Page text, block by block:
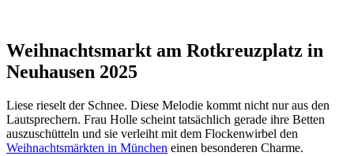
Weihnachtsmarkt am Rotkreuzplatz in
Neuhausen 2025
Liese rieselt der Schnee. Diese Melodie kommt nicht nur aus den
Lautsprechern. Frau Holle scheint tatsächlich gerade ihre Betten
auszuschütteln und sie verleiht mit dem Flockenwirbel den
Weihnachtsmärkten in München einen besonderen Charme.